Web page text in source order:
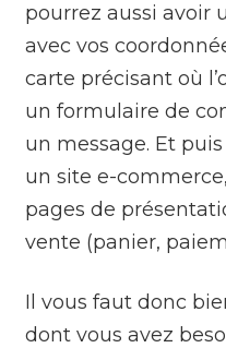
pourrez aussi avoir
avec vos
carte précisant où
un formulaire de
un message. Et
un site e-
pages de
vente (panier,
Il vous faut donc
dont vous avez